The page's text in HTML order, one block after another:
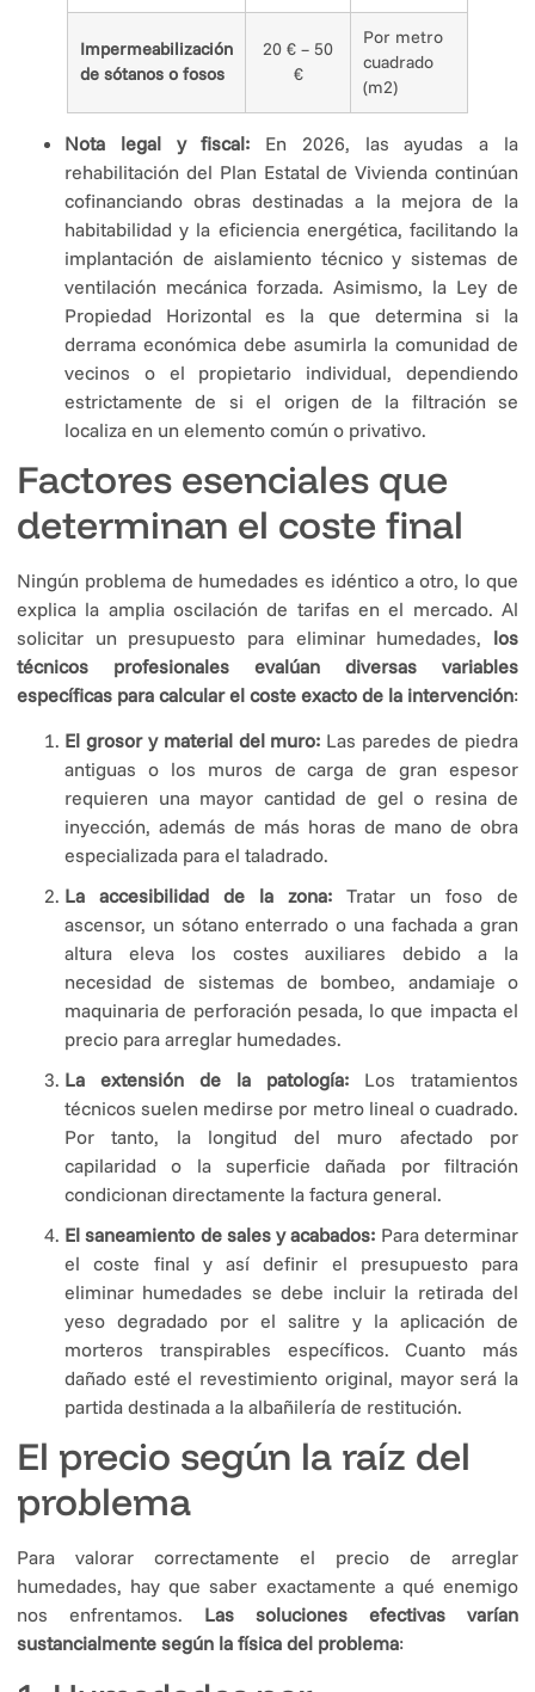
Impermeabilización
de sótanos o fosos
20 € – 50
€
Por metro
cuadrado
(m2)
Nota legal y fiscal: En 2026, las ayudas a la
rehabilitación del Plan Estatal de Vivienda continúan
cofinanciando obras destinadas a la mejora de la
habitabilidad y la eficiencia energética, facilitando la
implantación de aislamiento técnico y sistemas de
ventilación mecánica forzada. Asimismo, la Ley de
Propiedad Horizontal es la que determina si la
derrama económica debe asumirla la comunidad de
vecinos o el propietario individual, dependiendo
estrictamente de si el origen de la filtración se
localiza en un elemento común o privativo.
Factores esenciales que
determinan el coste final
Ningún problema de humedades es idéntico a otro, lo que
explica la amplia oscilación de tarifas en el mercado. Al
solicitar un presupuesto para eliminar humedades, los
técnicos profesionales evalúan diversas variables
específicas para calcular el coste exacto de la intervención:
El grosor y material del muro: Las paredes de piedra
antiguas o los muros de carga de gran espesor
requieren una mayor cantidad de gel o resina de
inyección, además de más horas de mano de obra
especializada para el taladrado.
La accesibilidad de la zona: Tratar un foso de
ascensor, un sótano enterrado o una fachada a gran
altura eleva los costes auxiliares debido a la
necesidad de sistemas de bombeo, andamiaje o
maquinaria de perforación pesada, lo que impacta el
precio para arreglar humedades.
La extensión de la patología: Los tratamientos
técnicos suelen medirse por metro lineal o cuadrado.
Por tanto, la longitud del muro afectado por
capilaridad o la superficie dañada por filtración
condicionan directamente la factura general.
El saneamiento de sales y acabados: Para determinar
el coste final y así definir el presupuesto para
eliminar humedades se debe incluir la retirada del
yeso degradado por el salitre y la aplicación de
morteros transpirables específicos. Cuanto más
dañado esté el revestimiento original, mayor será la
partida destinada a la albañilería de restitución.
El precio según la raíz del
problema
Para valorar correctamente el precio de arreglar
humedades, hay que saber exactamente a qué enemigo
nos enfrentamos. Las soluciones efectivas varían
sustancialmente según la física del problema: